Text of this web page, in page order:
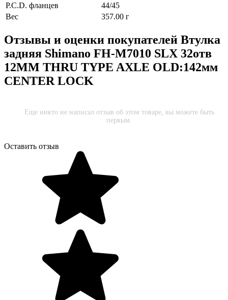
P.C.D. фланцев
44/45
Вес
357.00 г
Отзывы и оценки покупателей Втулка
задняя Shimano FH-M7010 SLX 32отв
12MM THRU TYPE AXLE OLD:142мм
CENTER LOCK
Еще никто не написал отзыв об этом товаре, вы можете быть
первым.
Оставить отзыв